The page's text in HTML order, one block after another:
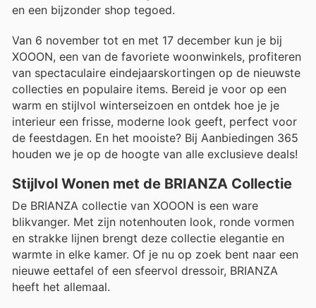
en een bijzonder shop tegoed.
Van 6 november tot en met 17 december kun je bij
XOOON, een van de favoriete woonwinkels, profiteren
van spectaculaire eindejaarskortingen op de nieuwste
collecties en populaire items. Bereid je voor op een
warm en stijlvol winterseizoen en ontdek hoe je je
interieur een frisse, moderne look geeft, perfect voor
de feestdagen. En het mooiste? Bij Aanbiedingen 365
houden we je op de hoogte van alle exclusieve deals!
Stijlvol Wonen met de BRIANZA Collectie
De BRIANZA collectie van XOOON is een ware
blikvanger. Met zijn notenhouten look, ronde vormen
en strakke lijnen brengt deze collectie elegantie en
warmte in elke kamer. Of je nu op zoek bent naar een
nieuwe eettafel of een sfeervol dressoir, BRIANZA
heeft het allemaal.